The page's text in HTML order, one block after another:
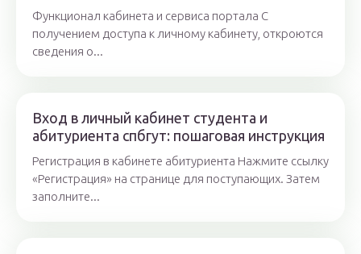
Функционал кабинета и сервиса портала С
получением доступа к личному кабинету, откроются
сведения о...
Вход в личный кабинет студента и
абитуриента спбгут: пошаговая инструкция
Регистрация в кабинете абитуриента Нажмите ссылку
«Регистрация» на странице для поступающих. Затем
заполните...